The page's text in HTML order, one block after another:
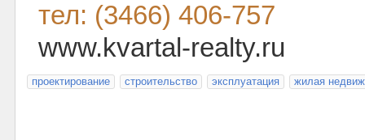
тел: (3466) 406-757
www.kvartal-realty.ru
проектирование строительство эксплуатация жилая